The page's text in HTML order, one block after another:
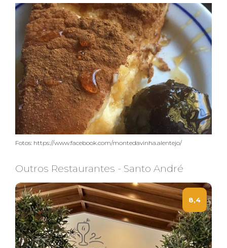
Fotos: https://www.facebook.com/montedavinha.alentejo/
Outros Restaurantes - Santo André
8,4